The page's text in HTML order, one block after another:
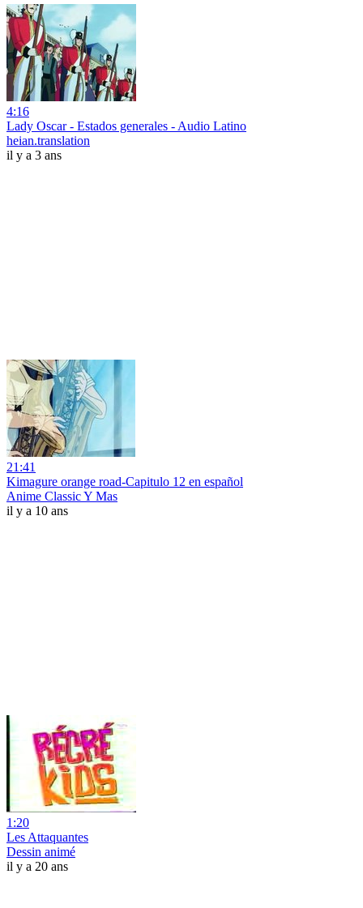
4:16
Lady Oscar - Estados generales - Audio Latino
heian.translation
il y a 3 ans
21:41
Kimagure orange road-Capitulo 12 en español
Anime Classic Y Mas
il y a 10 ans
1:20
Les Attaquantes
Dessin animé
il y a 20 ans